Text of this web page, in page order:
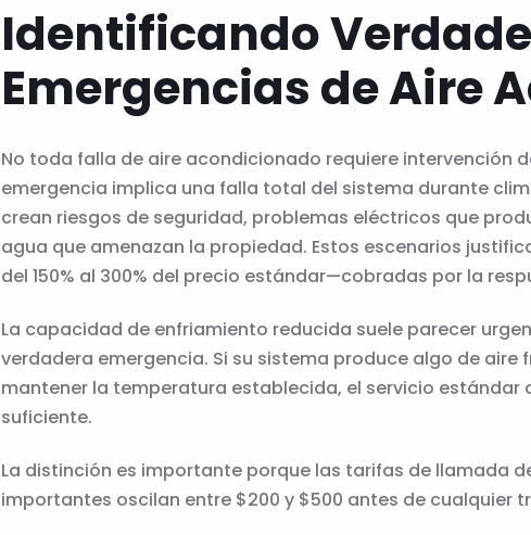
Identificando
Emergencias de Aire
No toda falla de aire acondicionado requiere intervención
emergencia implica una falla total del sistema durante
crean riesgos de seguridad, problemas eléctricos que
agua que amenazan la propiedad. Estos escenarios
del 150% al 300% del precio estándar—cobradas por la
La capacidad de enfriamiento reducida suele parecer
verdadera emergencia. Si su sistema produce algo de
mantener la temperatura establecida, el servicio estándar
suficiente.
La distinción es importante porque las tarifas de llamada
importantes oscilan entre $200 y $500 antes de cualquier